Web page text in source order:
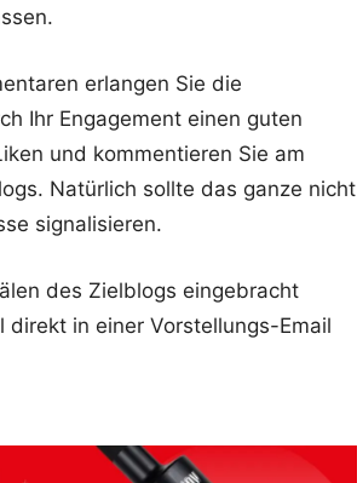
erlangen Sie die
Ihr Engagement einen guten
und kommentieren Sie am
Natürlich sollte das ganze nicht
signalisieren.
des Zielblogs eingebracht
in einer Vorstellungs-Email